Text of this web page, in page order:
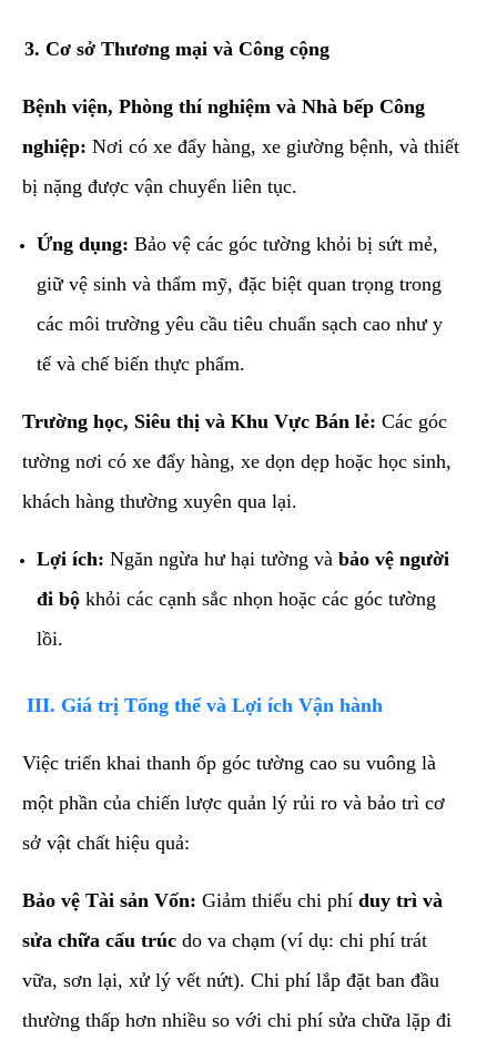
​3. Cơ sở Thương mại và Công cộng
Bệnh viện, Phòng thí nghiệm và Nhà bếp Công
nghiệp: Nơi có xe đẩy hàng, xe giường bệnh, và thiết
bị nặng được vận chuyển liên tục.
Ứng dụng: Bảo vệ các góc tường khỏi bị sứt mẻ,
giữ vệ sinh và thẩm mỹ, đặc biệt quan trọng trong
các môi trường yêu cầu tiêu chuẩn sạch cao như y
tế và chế biến thực phẩm.
Trường học, Siêu thị và Khu Vực Bán lẻ: Các góc
tường nơi có xe đẩy hàng, xe dọn dẹp hoặc học sinh,
khách hàng thường xuyên qua lại.
Lợi ích: Ngăn ngừa hư hại tường và bảo vệ người
đi bộ khỏi các cạnh sắc nhọn hoặc các góc tường
lồi.
​III. Giá trị Tổng thể và Lợi ích Vận hành
​Việc triển khai thanh ốp góc tường cao su vuông là
một phần của chiến lược quản lý rủi ro và bảo trì cơ
sở vật chất hiệu quả:
Bảo vệ Tài sản Vốn: Giảm thiểu chi phí duy trì và
sửa chữa cấu trúc do va chạm (ví dụ: chi phí trát
vữa, sơn lại, xử lý vết nứt). Chi phí lắp đặt ban đầu
thường thấp hơn nhiều so với chi phí sửa chữa lặp đi